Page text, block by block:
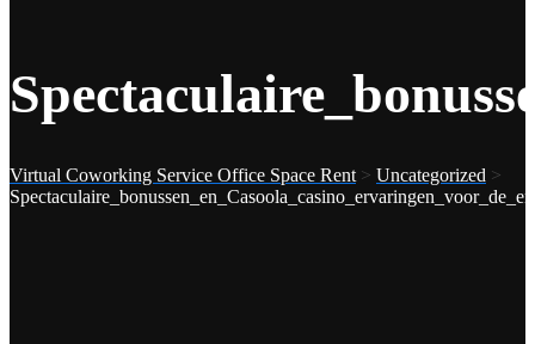
Virtual Coworking Service Office Space Rent > Uncategorized >